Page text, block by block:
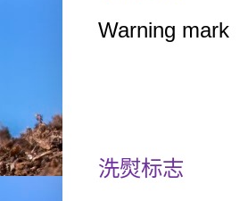
Warning mark
洗熨标志